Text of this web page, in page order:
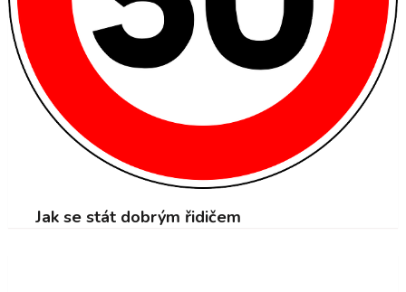
Jak se stát dobrým řidičem